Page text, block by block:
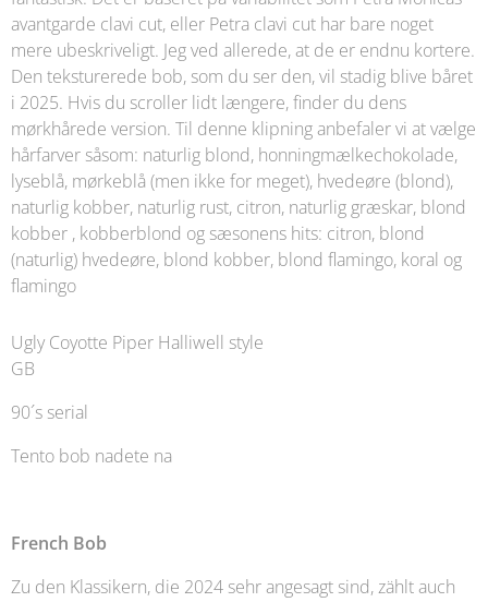
avantgarde clavi cut, eller Petra clavi cut har bare noget
mere ubeskriveligt. Jeg ved allerede, at de er endnu kortere.
Den teksturerede bob, som du ser den, vil stadig blive båret
i 2025. Hvis du scroller lidt længere, finder du dens
mørkhårede version. Til denne klipning anbefaler vi at vælge
hårfarver såsom: naturlig blond, honningmælkechokolade,
lyseblå, mørkeblå (men ikke for meget), hvedeøre (blond),
naturlig kobber, naturlig rust, citron, naturlig græskar, blond
kobber , kobberblond og sæsonens hits: citron, blond
(naturlig) hvedeøre, blond kobber, blond flamingo, koral og
flamingo
Ugly Coyotte Piper Halliwell style
GB
90´s serial
Tento bob nadete na
French Bob
Zu den Klassikern, die 2024 sehr angesagt sind, zählt auch